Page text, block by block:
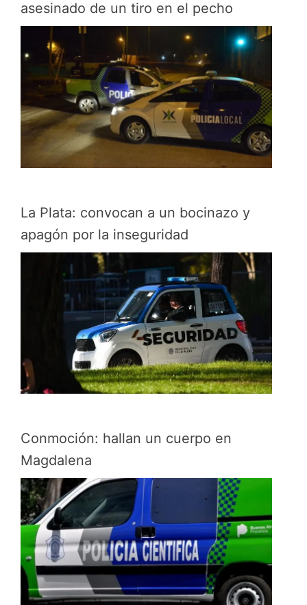
asesinado de un tiro en el pecho
La Plata: convocan a un bocinazo y
apagón por la inseguridad
Conmoción: hallan un cuerpo en
Magdalena